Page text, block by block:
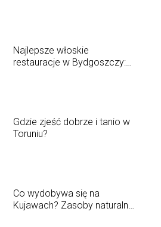
Najlepsze włoskie
restauracje w Bydgoszczy:
Gdzie zjeść dobrze i tanio w
Toruniu?
Co wydobywa się na
Kujawach? Zasoby naturalne